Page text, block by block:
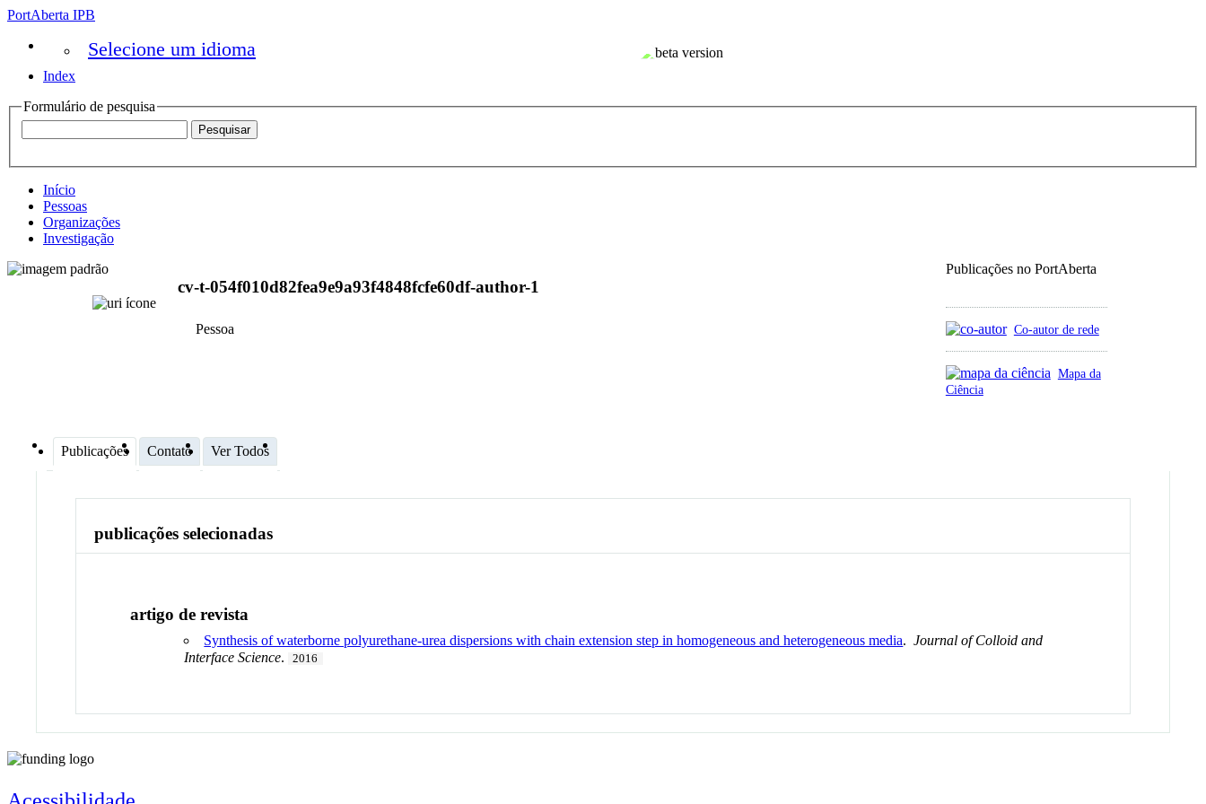
PortAberta IPB
Selecione um idioma
Index
Formulário de pesquisa
Início
Pessoas
Organizações
Investigação
Publicações no PortAberta
Co-autor de rede
Mapa da
Ciência
cv-t-054f010d82fea9e9a93f4848fcfe60df-author-1
Pessoa
Publicações Contato Ver Todos
publicações selecionadas
artigo de revista
Synthesis of waterborne polyurethane-urea dispersions with chain extension step in homogeneous and heterogeneous media.Journal of Colloid and
Interface Science. 2016